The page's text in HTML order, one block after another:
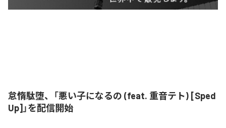
怠惰駄堕、「悪い子になるの (feat. 重音テト) [Sped
Up]」を配信開始